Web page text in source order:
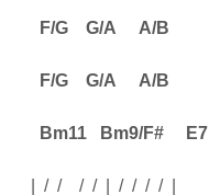
F/G G/A A/B
F/G G/A A/B
Bm11 Bm9/F# E7
| / / / / | / / / / |